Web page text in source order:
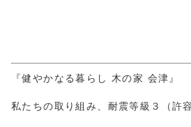
『健やかなる暮らし 木の家 会津』
私たちの取り組み、耐震等級３（許